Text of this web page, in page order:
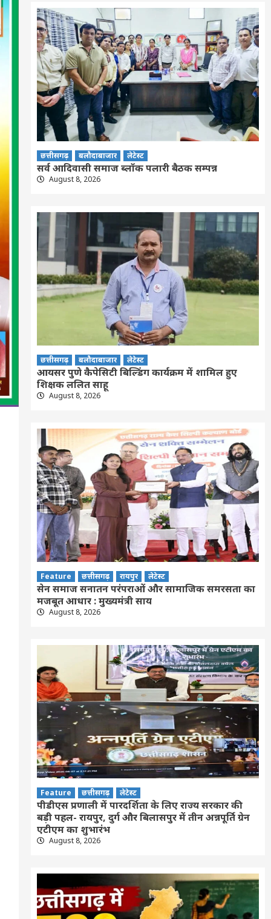
छत्तीसगढ़ बलौदाबाजार लेटेस्ट
सर्व आदिवासी समाज ब्लॉक पलारी बैठक सम्पन्न
August 8, 2026
छत्तीसगढ़ बलौदाबाजार लेटेस्ट
आयसर पुणे कैपेसिटी बिल्डिंग कार्यक्रम में शामिल हुए
शिक्षक ललित साहू
August 8, 2026
Feature छत्तीसगढ़ रायपुर लेटेस्ट
सेन समाज सनातन परंपराओं और सामाजिक समरसता का
मजबूत आधार : मुख्यमंत्री साय
August 8, 2026
Feature छत्तीसगढ़ लेटेस्ट
पीडीएस प्रणाली में पारदर्शिता के लिए राज्य सरकार की
बड़ी पहल- रायपुर, दुर्ग और बिलासपुर में तीन अन्नपूर्ति ग्रेन
एटीएम का शुभारंभ
August 8, 2026